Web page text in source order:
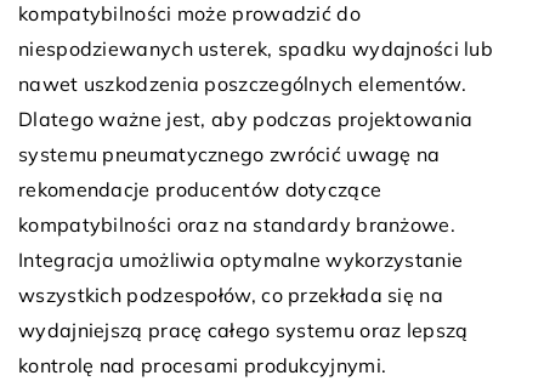
kompatybilności może prowadzić do
niespodziewanych usterek, spadku wydajności lub
nawet uszkodzenia poszczególnych elementów.
Dlatego ważne jest, aby podczas projektowania
systemu pneumatycznego zwrócić uwagę na
rekomendacje producentów dotyczące
kompatybilności oraz na standardy branżowe.
Integracja umożliwia optymalne wykorzystanie
wszystkich podzespołów, co przekłada się na
wydajniejszą pracę całego systemu oraz lepszą
kontrolę nad procesami produkcyjnymi.